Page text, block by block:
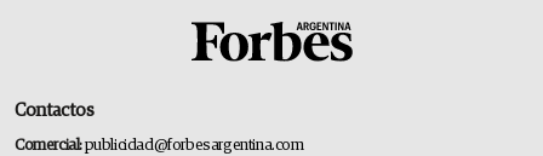
Contactos
Comercial:publicidad@forbesargentina.com